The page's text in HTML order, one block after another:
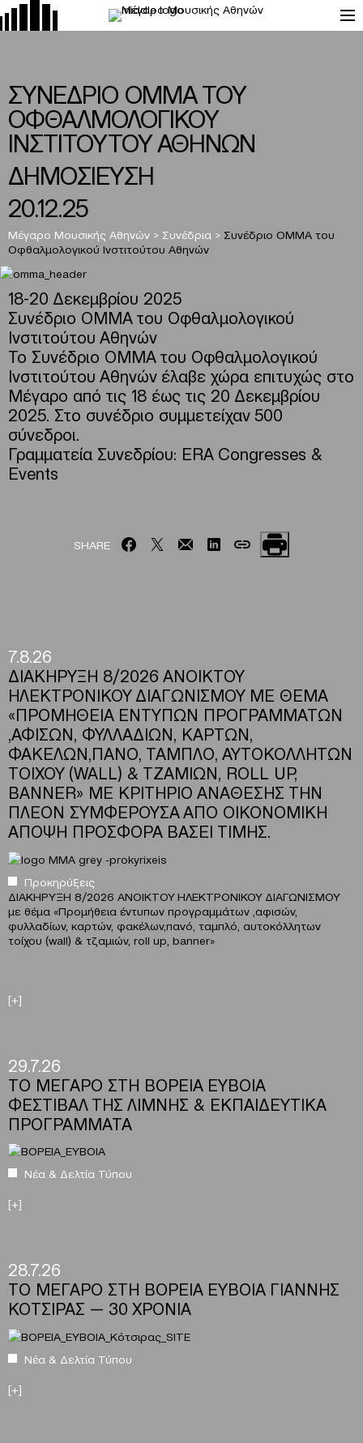
ΣΥΝΕΔΡΙΟ ΟΜΜΑ ΤΟΥ
ΟΦΘΑΛΜΟΛΟΓΙΚΟΥ
ΙΝΣΤΙΤΟΥΤΟΥ ΑΘΗΝΩΝ
ΔΗΜΟΣΙΕΥΣΗ
20.12.25
Μέγαρο Μουσικής Αθηνών > Συνέδρια > Συνέδριο ΟΜΜΑ του
Οφθαλμολογικού Ινστιτούτου Αθηνών
18-20 Δεκεμβρίου 2025
Συνέδριο ΟΜΜΑ του Οφθαλμολογικού
Ινστιτούτου Αθηνών
Το Συνέδριο ΟΜΜΑ του Οφθαλμολογικού
Ινστιτούτου Αθηνών έλαβε χώρα επιτυχώς στο
Μέγαρο από τις 18 έως τις 20 Δεκεμβρίου
2025. Στο συνέδριο συμμετείχαν 500
σύνεδροι.
Γραμματεία Συνεδρίου: ERA Congresses &
Events
SHARE
7.8.26
ΔΙΑΚΗΡΥΞΗ 8/2026 ΑΝΟΙΚΤΟΥ
ΗΛΕΚΤΡΟΝΙΚΟΥ ΔΙΑΓΩΝΙΣΜΟΥ ΜΕ ΘΕΜΑ
«ΠΡΟΜΗΘΕΙΑ ΕΝΤΥΠΩΝ ΠΡΟΓΡΑΜΜΑΤΩΝ
,ΑΦΙΣΩΝ, ΦΥΛΛΑΔΙΩΝ, ΚΑΡΤΩΝ,
ΦΑΚΕΛΩΝ,ΠΑΝΟ, ΤΑΜΠΛΟ, ΑΥΤΟΚΟΛΛΗΤΩΝ
ΤΟΙΧΟΥ (WALL) & ΤΖΑΜΙΩΝ, ROLL UP,
BANNER» ΜΕ ΚΡΙΤΗΡΙΟ ΑΝΑΘΕΣΗΣ ΤΗΝ
ΠΛΕΟΝ ΣΥΜΦΕΡΟΥΣΑ ΑΠΟ ΟΙΚΟΝΟΜΙΚΗ
ΑΠΟΨΗ ΠΡΟΣΦΟΡΑ ΒΑΣΕΙ ΤΙΜΗΣ.
Προκηρύξεις
ΔΙΑΚΗΡΥΞΗ 8/2026 ΑΝΟΙΚΤΟΥ ΗΛΕΚΤΡΟΝΙΚΟΥ ΔΙΑΓΩΝΙΣΜΟΥ
με θέμα «Προμήθεια έντυπων προγραμμάτων ,αφισών,
φυλλαδίων, καρτών, φακέλων,πανό, ταμπλό, αυτοκόλλητων
τοίχου (wall) & τζαμιών, roll up, banner»
[+]
29.7.26
ΤΟ ΜΕΓΑΡΟ ΣΤΗ ΒΟΡΕΙΑ ΕΥΒΟΙΑ
ΦΕΣΤΙΒΑΛ ΤΗΣ ΛΙΜΝΗΣ & ΕΚΠΑΙΔΕΥΤΙΚΑ
ΠΡΟΓΡΑΜΜΑΤΑ
Νέα & Δελτία Τύπου
[+]
28.7.26
ΤΟ ΜΕΓΑΡΟ ΣΤΗ ΒΟΡΕΙΑ ΕΥΒΟΙΑ ΓΙΑΝΝΗΣ
ΚΟΤΣΙΡΑΣ — 30 ΧΡΟΝΙΑ
Νέα & Δελτία Τύπου
[+]